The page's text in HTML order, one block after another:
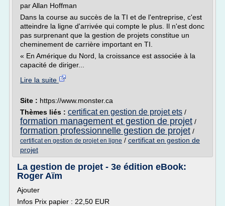
par Allan Hoffman
Dans la course au succès de la TI et de l'entreprise, c'est
atteindre la ligne d'arrivée qui compte le plus. Il n'est donc
pas surprenant que la gestion de projets constitue un
cheminement de carrière important en TI.
« En Amérique du Nord, la croissance est associée à la
capacité de diriger...
Lire la suite
Site : https://www.monster.ca
Thèmes liés : certificat en gestion de projet ets /
formation management et gestion de projet /
formation professionnelle gestion de projet /
certificat en gestion de projet en ligne / certificat en gestion de
projet
La gestion de projet - 3e édition eBook:
Roger Aïm
Ajouter
Infos Prix papier : 22,50 EUR